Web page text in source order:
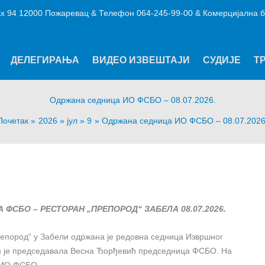
12000 Пожаревац & Телефон 064-245-99-00 & Комерцијална
ДЕЛЕГИРАЊА ВИДЕО ИЗВЕШТАЈИ СУДИЈЕ
Одржана седница ИО ФСБО – 08.07.2026.
2026 јул 9 Одржана седница ИО ФСБО –
– РЕСТОРАН „ПРЕПОРОД“ ЗАБЕЛА 08.07.2026.
у Забели одржана је редовна седница Извршног
је председавала Весна Ђорђевић председница ФСБО. На